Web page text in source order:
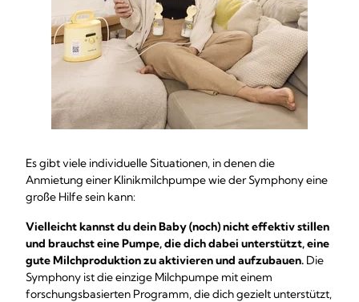
Es gibt viele individuelle Situationen, in denen die
Anmietung einer Klinikmilchpumpe wie der Symphony eine
große Hilfe sein kann:
Vielleicht kannst du dein Baby (noch) nicht effektiv stillen
und brauchst eine Pumpe, die dich dabei unterstützt, eine
gute Milchproduktion zu aktivieren und aufzubauen. Die
Symphony ist die einzige Milchpumpe mit einem
forschungsbasierten Programm, die dich gezielt unterstützt,